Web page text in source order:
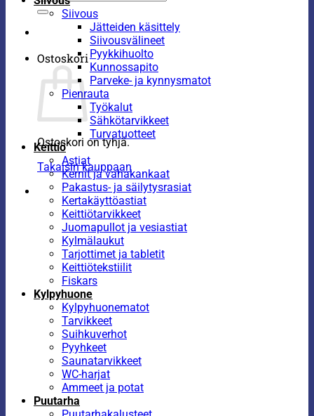
Ostoskori
Ostoskori on tyhjä.
Takaisin kauppaan
Siivous
Jätteiden käsittely
Siivousvälineet
Pyykkihuolto
Kunnossapito
Parveke- ja kynnysmatot
Pienrauta
Työkalut
Sähkötarvikkeet
Turvatuotteet
Keittiö
Astiat
Kernit ja vahakankaat
Pakastus- ja säilytysrasiat
Kertakäyttöastiat
Keittiötarvikkeet
Juomapullot ja vesiastiat
Kylmälaukut
Tarjottimet ja tabletit
Keittiötekstiilit
Fiskars
Kylpyhuone
Kylpyhuonematot
Tarvikkeet
Suihkuverhot
Pyyhkeet
Saunatarvikkeet
WC-harjat
Ammeet ja potat
Puutarha